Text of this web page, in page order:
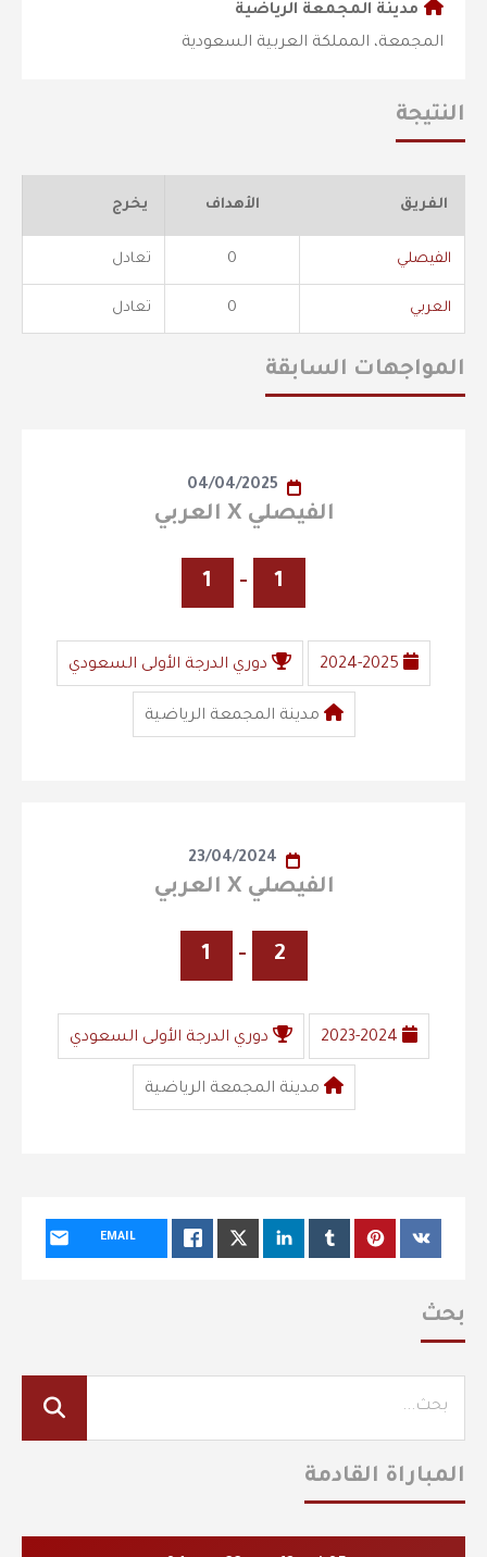
مدينة المجمعة الرياضية
المجمعة، المملكة العربية السعودية
النتيجة
الفريق الأهداف يخرج
الفيصلي 0 تعادل
العربي 0 تعادل
المواجهات السابقة
04/04/2025
الفيصلي X العربي
1
-
1
2024-2025 دوري الدرجة الأولى السعودي
مدينة المجمعة الرياضية
23/04/2024
الفيصلي X العربي
2
-
1
2023-2024 دوري الدرجة الأولى السعودي
مدينة المجمعة الرياضية
EMAIL
بحث
المباراة القادمة